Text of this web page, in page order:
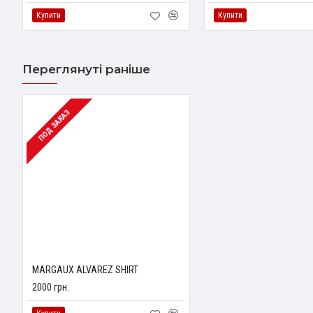
Купити Купити
Переглянуті раніше
ПОД ЗАКАЗ
MARGAUX ALVAREZ SHIRT
2000 грн.